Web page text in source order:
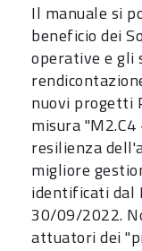
Il manuale si
beneficio dei
operative e
nuovi progetti
misura
resilienza
migliore
identificati dal
30/09/2022.
attuatori dei